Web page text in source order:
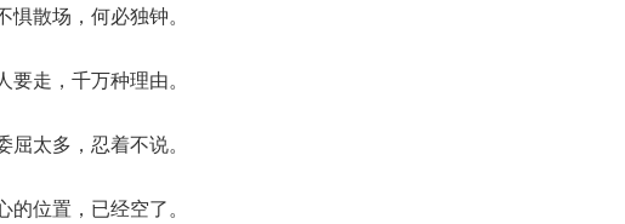
惧散场，何必独钟。
要走，千万种理由。
屈太多，忍着不说。
的位置，已经空了。